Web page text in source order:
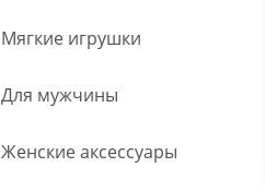
Мягкие игрушки
Для мужчины
Женские аксессуары